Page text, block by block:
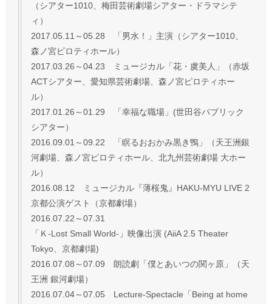
（シアター1010、梅田芸術劇場シアター・ドラマシテ
ィ）
2017.05.11～05.28 「男水！」主演（シアター1010、
森ノ宮ピロティホール）
2017.03.26～04.23 ミュージカル「花・虞美人」（赤坂
ACTシアター、愛知県芸術劇場、森ノ宮ピロティホー
ル）
2017.01.26～01.29 「幸福な職場」(世田谷パブリック
シアター）
2016.09.01～09.22 「瞑るおおかみ黒き鴨」（天王洲銀
河劇場、森ノ宮ピロティホール、北九州芸術劇場 大ホー
ル）
2016.08.12 ミュージカル『薄桜鬼』HAKU-MYU LIVE 2
京都公演ゲスト（京都劇場）
2016.07.22～07.31
「Ｋ-Lost Small World-」映像出演 (AiiA 2.5 Theater
Tokyo、京都劇場)
2016.07.08～07.09 朗読劇「僕とあいつの関ヶ原」（天
王洲 銀河劇場）
2016.07.04～07.05 Lecture-Spectacle「Being at home